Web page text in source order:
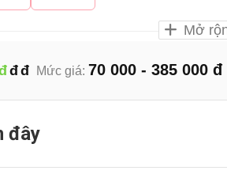
Mở
đđ Mức giá: 70 000 - 385 000 đ
đây